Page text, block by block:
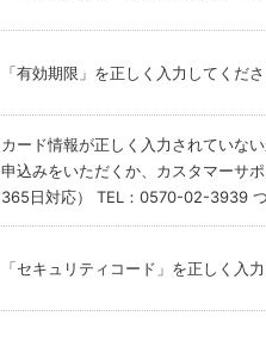
「有効期限」を正しく入力してくだ
カード情報が正しく入力されていな
申込みをいただくか、カスタマーサ
365日対応） TEL：0570-02-3939
「セキュリティコード」を正しく入